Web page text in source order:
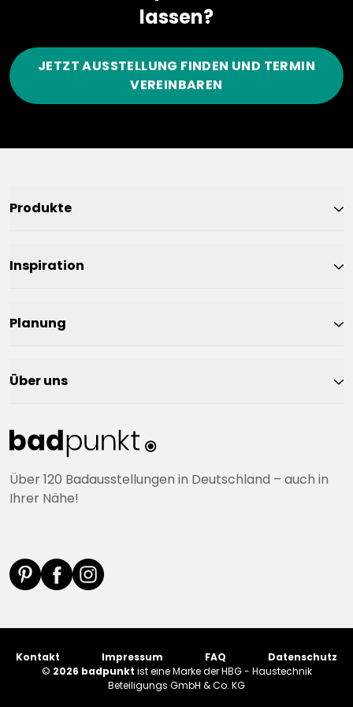
lassen?
JETZT AUSSTELLUNG FINDEN UND TERMIN
VEREINBAREN
Über 120 Badausstellungen in Deutschland – auch in
Ihrer Nähe!
Produkte
Inspiration
Planung
Über uns
© 2026 badpunkt ist eine Marke der HBG - Haustechnik
Beteiligungs GmbH & Co. KG
Kontakt Impressum FAQ Datenschutz